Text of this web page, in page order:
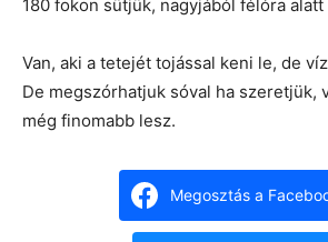
180 fokon sütjük, nagyjából félóra
Van, aki a tetejét tojással keni le, de
De megszórhatjuk sóval ha szeretjük,
még finomabb lesz.
Megosztás a